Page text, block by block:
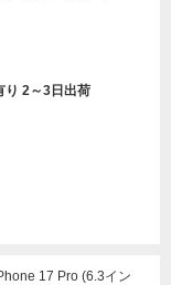
り 2～3日出荷
17 Pro (6.3イン